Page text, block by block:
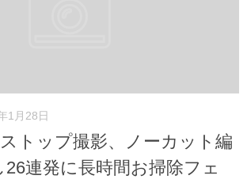
1月28日
トップ撮影、ノーカット編
連発に長時間お掃除フェ